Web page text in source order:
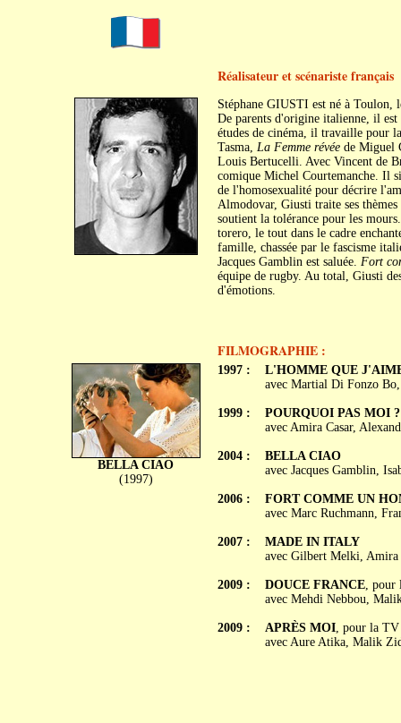
Réalisateur et scénariste français
Stéphane GIUSTI est né à Toulon,
De parents d'origine italienne, il est
études de cinéma, il travaille pour
Tasma, La Femme révéede Miguel
Louis Bertucelli. Avec Vincent de
comique Michel Courtemanche. Il
de l'homosexualité pour décrire
Almodovar, Giusti traite ses
soutient la tolérance pour les
torero, le tout dans le cadre
famille, chassée par le fascisme
Jacques Gamblin est saluée. Fort
équipe de rugby. Au total, Giusti
d'émotions.
FILMOGRAPHIE :
BELLA CIAO
(1997)
1997 :
1999 :
2004 :
2006 :
2007 :
2009 :
2009 :
L'HOMME QUE
avec Martial Di Fonzo
POURQUOI PAS MOI ?
avec Amira Casar,
BELLA CIAO
avec Jacques Gamblin,
FORT COMME UN
avec Marc Ruchmann,
MADE IN ITALY
avec Gilbert Melki, Amira
DOUCE FRANCE, pour
avec Mehdi Nebbou,
APRÈS MOI, pour la TV
avec Aure Atika, Malik